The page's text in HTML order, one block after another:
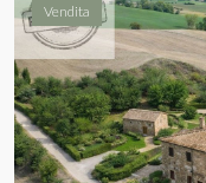
Vendita